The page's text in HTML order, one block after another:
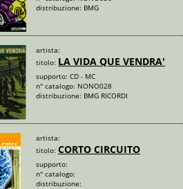
distribuzione: BMG
artista:
titolo: LA VIDA QUE VENDRA'
supporto: CD - MC
n° catalogo: NONO028
distribuzione: BMG RICORDI
artista:
titolo: CORTO CIRCUITO
supporto:
n° catalogo:
distribuzione: